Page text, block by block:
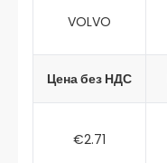
VOLVO
Цена без НДС
€2.71